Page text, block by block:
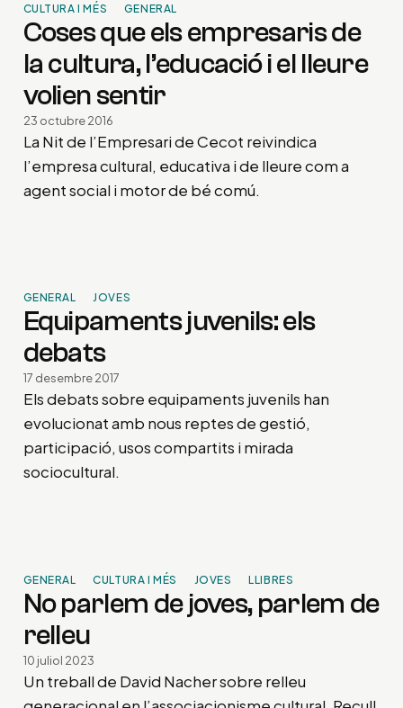
CULTURA I MÉS GENERAL
Coses que els empresaris de
la cultura, l’educació i el lleure
volien sentir
23 octubre 2016
La Nit de l’Empresari de Cecot reivindica
l’empresa cultural, educativa i de lleure com a
agent social i motor de bé comú.
GENERAL JOVES
Equipaments juvenils: els
debats
17 desembre 2017
Els debats sobre equipaments juvenils han
evolucionat amb nous reptes de gestió,
participació, usos compartits i mirada
sociocultural.
GENERAL CULTURA I MÉS JOVES LLIBRES
No parlem de joves, parlem de
relleu
10 juliol 2023
Un treball de David Nacher sobre relleu